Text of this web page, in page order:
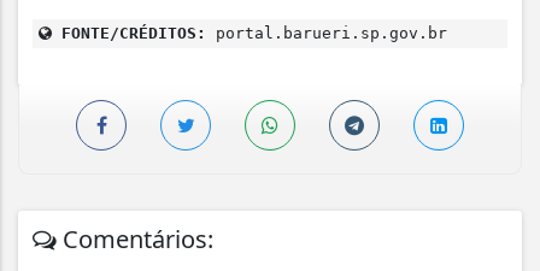
FONTE/CRÉDITOS: portal.barueri.sp.gov.br
Comentários: